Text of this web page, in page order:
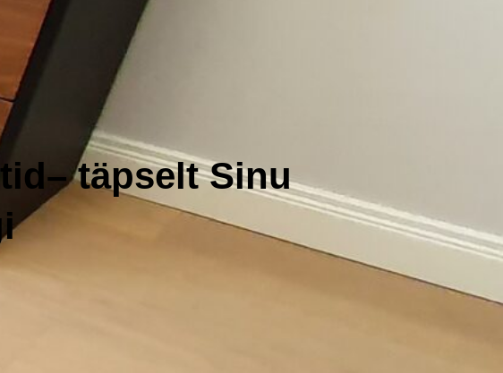
täpselt Sinu